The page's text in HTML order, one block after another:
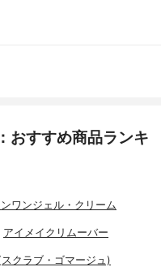
おすすめ商品ランキ
ワンジェル・クリーム
アイメイクリムーバー
クラブ・ゴマージュ)